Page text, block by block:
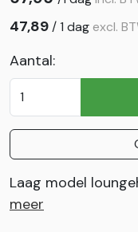
47,89/1 dag excl.
Aantal:
Laag model
meer